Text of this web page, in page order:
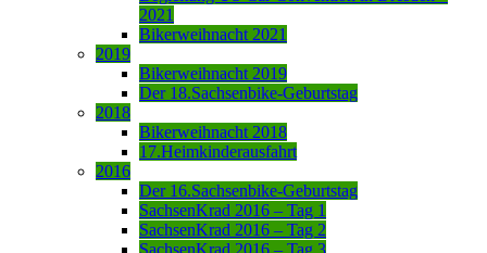
2021
Bikerweihnacht 2021
2019
Bikerweihnacht 2019
Der 18.Sachsenbike-Geburtstag
2018
Bikerweihnacht 2018
17.Heimkinderausfahrt
2016
Der 16.Sachsenbike-Geburtstag
SachsenKrad 2016 – Tag 1
SachsenKrad 2016 – Tag 2
SachsenKrad 2016 – Tag 3